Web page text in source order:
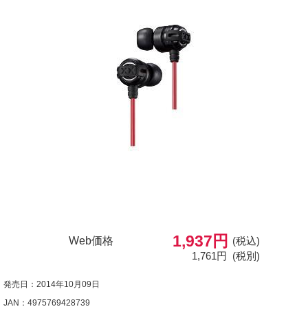
Web価格 1,937円
(税込)
1,761円 (税別)
発売日：2014年10月09日
JAN：4975769428739